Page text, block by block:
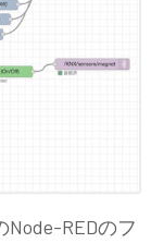
Node-REDのフ